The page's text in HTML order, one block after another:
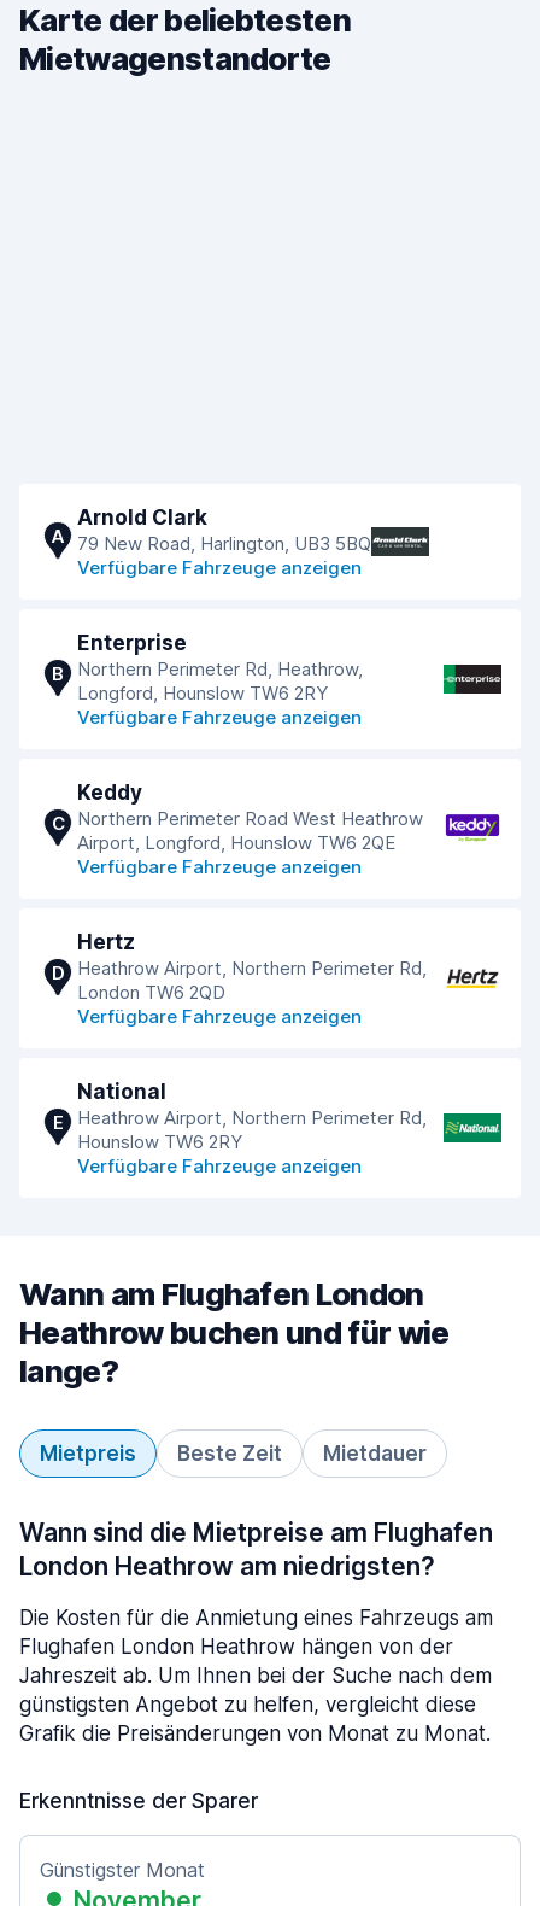
Karte der beliebtesten
Mietwagenstandorte
A
Arnold Clark
79 New Road, Harlington, UB3 5BQ
Verfügbare Fahrzeuge anzeigen
B
Enterprise
Northern Perimeter Rd, Heathrow,
Longford, Hounslow TW6 2RY
Verfügbare Fahrzeuge anzeigen
C
Keddy
Northern Perimeter Road West Heathrow
Airport, Longford, Hounslow TW6 2QE
Verfügbare Fahrzeuge anzeigen
D
Hertz
Heathrow Airport, Northern Perimeter Rd,
London TW6 2QD
Verfügbare Fahrzeuge anzeigen
E
National
Heathrow Airport, Northern Perimeter Rd,
Hounslow TW6 2RY
Verfügbare Fahrzeuge anzeigen
Wann am Flughafen London
Heathrow buchen und für wie
lange?
Mietpreis Beste Zeit Mietdauer
Wann sind die Mietpreise am Flughafen
London Heathrow am niedrigsten?
Die Kosten für die Anmietung eines Fahrzeugs am
Flughafen London Heathrow hängen von der
Jahreszeit ab. Um Ihnen bei der Suche nach dem
günstigsten Angebot zu helfen, vergleicht diese
Grafik die Preisänderungen von Monat zu Monat.
Erkenntnisse der Sparer
Günstigster Monat